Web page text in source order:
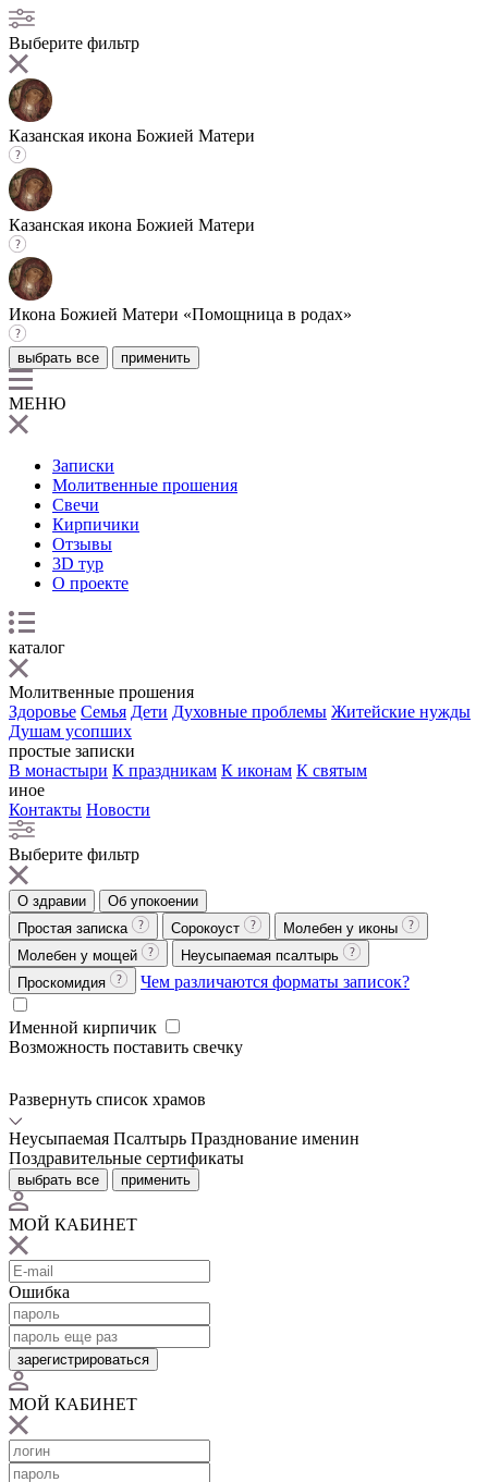
Выберите фильтр
Казанская икона Божией Матери
Казанская икона Божией Матери
Икона Божией Матери «Помощница в родах»
выбрать все применить
МЕНЮ
Записки
Молитвенные прошения
Свечи
Кирпичики
Отзывы
3D тур
О проекте
каталог
Молитвенные прошения
Здоровье Семья Дети Духовные проблемы Житейские нужды
Душам усопших
простые записки
В монастыри К праздникам К иконам К святым
иное
Контакты Новости
Выберите фильтр
О здравии
Об упокоении
Простая записка
Сорокоуст
Молебен у иконы
Молебен у мощей
Неусыпаемая псалтырь
Проскомидия
Чем различаются форматы записок?
Именной кирпичик
Возможность поставить свечку
Развернуть список храмов
Неусыпаемая Псалтырь Празднование именин
Поздравительные сертификаты
выбрать все применить
МОЙ КАБИНЕТ
Ошибка
зарегистрироваться
МОЙ КАБИНЕТ